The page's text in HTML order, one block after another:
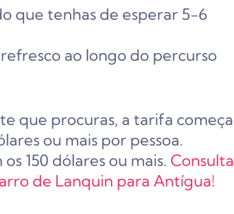
que tenhas de esperar 5-6
ao longo do percurso
que procuras, a tarifa começa
ou mais por pessoa.
150 dólares ou mais. Consulta
de Lanquin para Antígua!